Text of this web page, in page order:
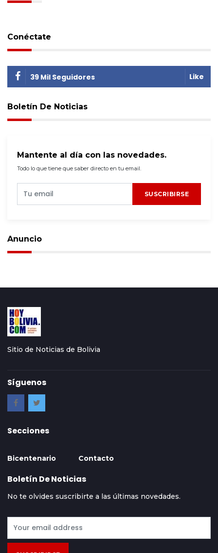
Conéctate
39 Mil Seguidores Like
Boletín De Noticias
Mantente al día con las novedades.
Todo lo que tiene que saber directo en tu email.
SUSCRIBIRSE
Anuncio
Sitio de Noticias de Bolivia
Síguenos
Secciones
Bicentenario Contacto
Boletín De Noticias
No te olvides suscribirte a las últimas novedades.